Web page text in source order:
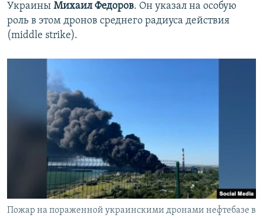
Украины Михаил Федоров. Он указал на особую
роль в этом дронов среднего радиуса действия
(middle strike).
Пожар на пораженной украинскими дронами нефтебазе в